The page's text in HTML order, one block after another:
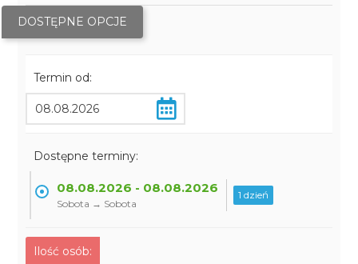
DOSTĘPNE OPCJE
Termin od:
Dostępne terminy:
08.08.2026 - 08.08.2026
Sobota → Sobota
1 dzień
Ilość osób: